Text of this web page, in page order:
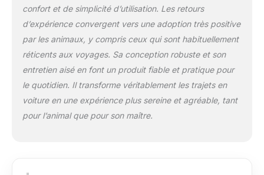
avant ou arrière selon
vos besoins.
Matériau confortable
: la surface du siège
rehausseur pour
chien est en tissu
peluche court ultra
doux, l'intérieur est
rempli d'éponge
confort et de simplicité d’utilisation. Les retours
d’expérience convergent vers une adoption très positive
par les animaux, y compris ceux qui sont habituellement
réticents aux voyages. Sa conception robuste et son
entretien aisé en font un produit fiable et pratique pour
le quotidien. Il transforme véritablement les trajets en
voiture en une expérience plus sereine et agréable, tant
pour l’animal que pour son maître.